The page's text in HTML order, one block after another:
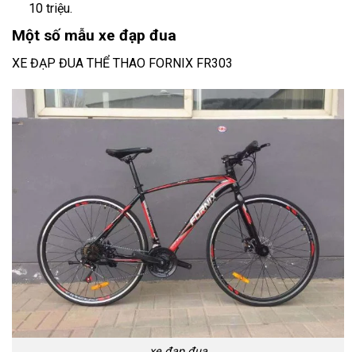
10 triệu.
Một số mẫu xe đạp đua
XE ĐẠP ĐUA THỂ THAO FORNIX FR303